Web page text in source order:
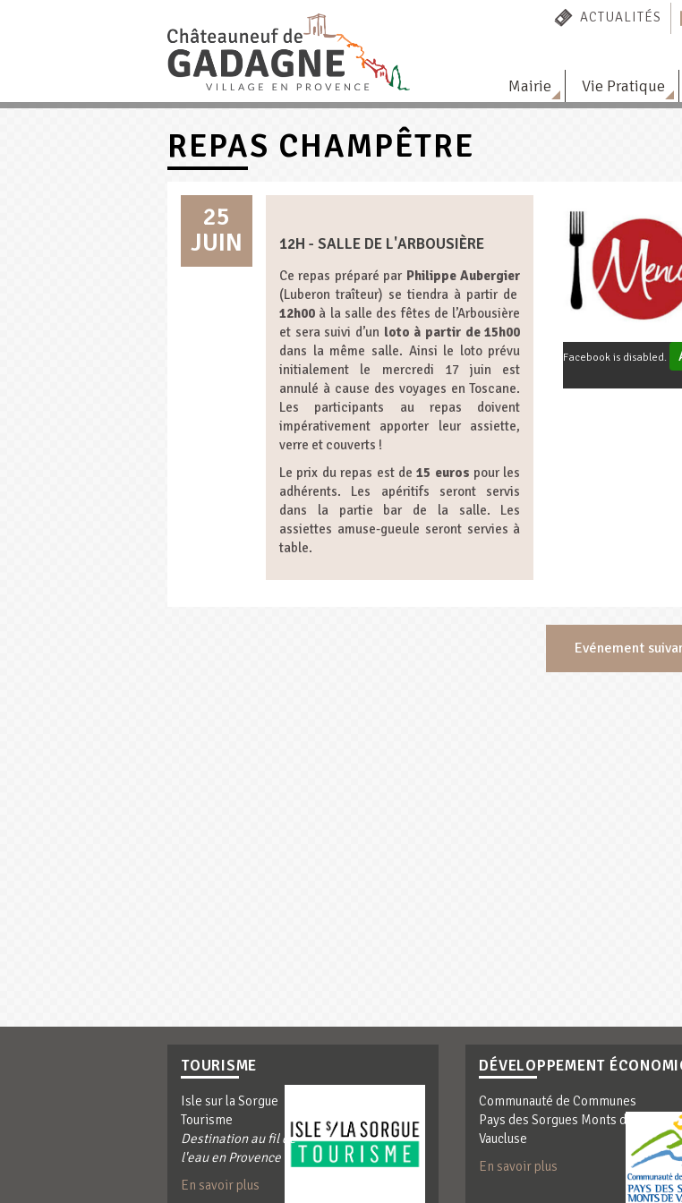
ACTUALITÉS
Mairie Vie Pratique
REPAS CHAMPÊTRE
25
JUIN
12H - SALLE DE L'ARBOUSIÈRE
Ce repas préparé par Philippe Aubergier
(Luberon traîteur) se tiendra à partir de
12h00 à la salle des fêtes de l’Arbousière
et sera suivi d’un loto à partir de 15h00
dans la même salle. Ainsi le loto prévu
initialement le mercredi 17 juin est
annulé à cause des voyages en Toscane.
Les participants au repas doivent
impérativement apporter leur assiette,
verre et couverts !
Le prix du repas est de15 euros pour les
adhérents. Les apéritifs seront servis
dans la partie bar de la salle. Les
assiettes amuse-gueule seront servies à
table.
Facebook is disabled.
Evénement
TOURISME
Isle sur la Sorgue
Tourisme
Destination au fil de
l'eau en Provence
En savoir plus
DÉVELOPPEMENT
Communauté de Communes
Pays des Sorgues Monts de
Vaucluse
En savoir plus